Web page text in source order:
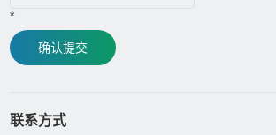
*
确认提交
联系方式